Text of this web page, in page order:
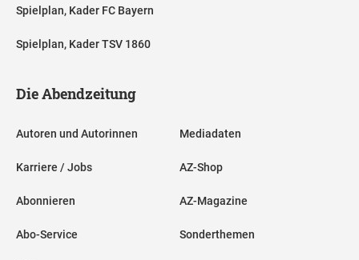
Spielplan, Kader FC Bayern
Spielplan, Kader TSV 1860
Die Abendzeitung
Autoren und Autorinnen
Karriere / Jobs
Abonnieren
Abo-Service
Mediadaten
AZ-Shop
AZ-Magazine
Sonderthemen